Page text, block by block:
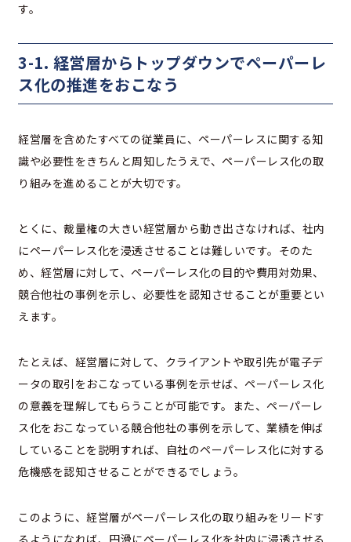
す。
3-1. 経営層からトップダウンでペーパーレ
ス化の推進をおこなう
経営層を含めたすべての従業員に、ペーパーレスに関する知
識や必要性をきちんと周知したうえで、ペーパーレス化の取
り組みを進めることが大切です。
とくに、裁量権の大きい経営層から動き出さなければ、社内
にペーパーレス化を浸透させることは難しいです。そのた
め、経営層に対して、ペーパーレス化の目的や費用対効果、
競合他社の事例を示し、必要性を認知させることが重要とい
えます。
たとえば、経営層に対して、クライアントや取引先が電子デ
ータの取引をおこなっている事例を示せば、ペーパーレス化
の意義を理解してもらうことが可能です。また、ペーパーレ
ス化をおこなっている競合他社の事例を示して、業績を伸ば
していることを説明すれば、自社のペーパーレス化に対する
危機感を認知させることができるでしょう。
このように、経営層がペーパーレス化の取り組みをリードす